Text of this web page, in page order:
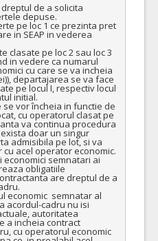
de a solicita
depuse.
pe loc 1 ce prezinta pret
in SEAP in vederea
clasate pe loc 2 sau loc 3
in vedere ca numarul
cu care se va incheia
departajarea se va face
pe locul I, respectiv locul
initial.
vor încheia in functie de
cu operatorul clasat pe
va continua procedura
doar un singur
admisibila pe lot, si va
acel operator economic.
economici semnatari ai
obligatiile
are dreptul de a
economic  semnatar al
acordul-cadru nu isi
autoritatea
a incheia contract
cu operatorul economic